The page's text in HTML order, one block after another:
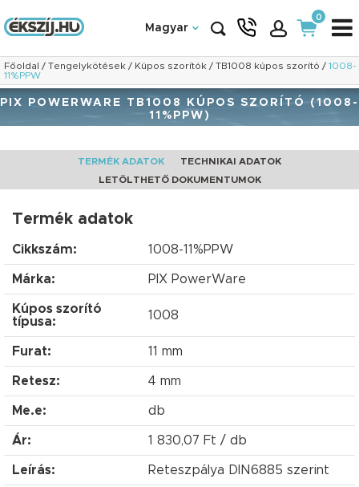
Magyar
0
Főoldal / Tengelykötések / Kúpos szorítók / TB1008 kúpos szorító / 1008-
11%PPW
PIX POWERWARE TB1008 KÚPOS SZORÍTÓ (1008-
11%PPW)
TERMÉK ADATOK
TECHNIKAI ADATOK
LETÖLTHETŐ DOKUMENTUMOK
Termék adatok
Cikkszám: 1008-11%PPW
Márka: PIX PowerWare
Kúpos szorító
típusa:
1008
Furat: 11 mm
Retesz: 4 mm
Me.e: db
Ár: 1 830,07 Ft / db
Leírás: Reteszpálya DIN6885 szerint